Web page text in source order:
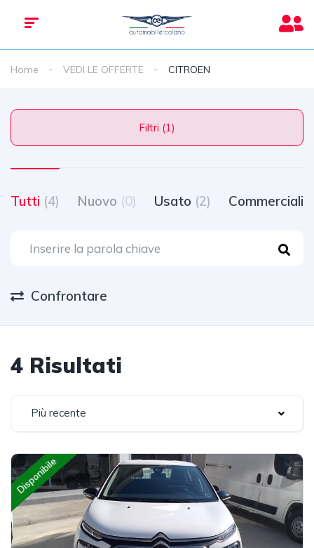
Home VEDI LE OFFERTE CITROEN
Filtri (1)
Tutti (4) Nuovo (0) Usato (2) Commerciali
Confrontare
4 Risultati
Più recente
Disponibile